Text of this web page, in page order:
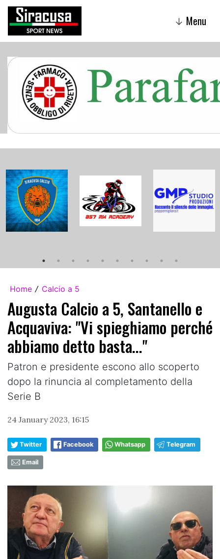
↓ Menu
Home / Calcio a 5
Augusta Calcio a 5, Santanello e
Acquaviva: "Vi spieghiamo perché
abbiamo detto basta..."
Patron e presidente escono allo scoperto
dopo la rinuncia al completamento della
Serie B
24 January 2023, 16:15
Twitter Facebook Whatsapp Telegram
Email